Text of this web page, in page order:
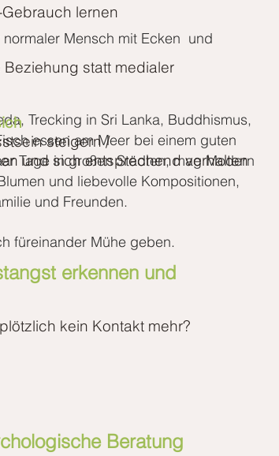
Mensch mit Ecken und
Trecking in Sri Lanka, Buddhismus,
essen am Meer bei einem guten
Tage in großen Städten, mag Modern
und liebevolle Kompositionen,
und Freunden.
füreinander Mühe geben.
lernen
statt medialer
steigern /
und sichentsprechend verhalten
erkennen und
kein Kontakt mehr?
Beratung